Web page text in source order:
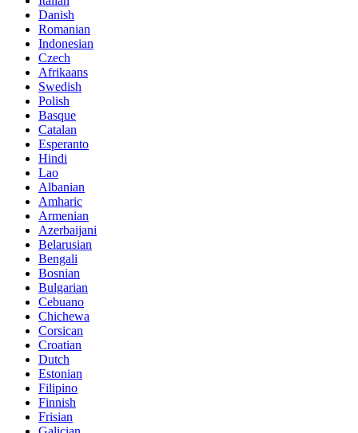
Danish
Romanian
Indonesian
Czech
Afrikaans
Swedish
Polish
Basque
Catalan
Esperanto
Hindi
Lao
Albanian
Amharic
Armenian
Azerbaijani
Belarusian
Bengali
Bosnian
Bulgarian
Cebuano
Chichewa
Corsican
Croatian
Dutch
Estonian
Filipino
Finnish
Frisian